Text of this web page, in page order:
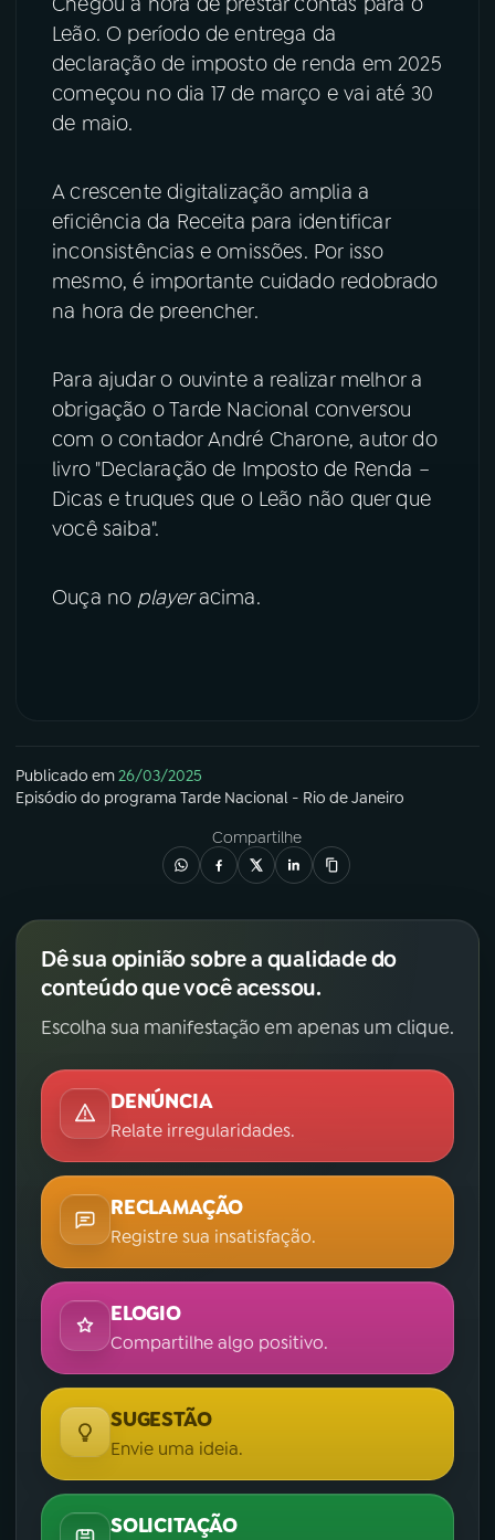
07ÚLTIMAS
FESTIVAL DE MÚSICA
ACOMPANHE A RÁDIO NACIONAL
YouTube Facebook
Instagram X
Leão. O período de entrega da
declaração de imposto de renda em 2025
começou no dia 17 de março e vai até 30
de maio.
A crescente digitalização amplia a
eficiência da Receita para identificar
inconsistências e omissões. Por isso
mesmo, é importante cuidado redobrado
na hora de preencher.
Para ajudar o ouvinte a realizar melhor a
obrigação o Tarde Nacional conversou
com o contador André Charone, autor do
livro "Declaração de Imposto de Renda –
Dicas e truques que o Leão não quer que
você saiba".
Ouça no playeracima.
Publicado em26/03/2025
Episódio do programa Tarde Nacional - Rio de Janeiro
Compartilhe
Dê sua opinião sobre a qualidade do
conteúdo que você acessou.
Escolha sua manifestação em apenas um clique.
DENÚNCIA
Relate irregularidades.
RECLAMAÇÃO
Registre sua insatisfação.
ELOGIO
Compartilhe algo positivo.
SUGESTÃO
Envie uma ideia.
SOLICITAÇÃO